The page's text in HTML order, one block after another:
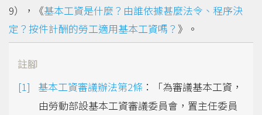
9），《基本工資是什麼？由誰依據甚麼法令、程序決
定？按件計酬的勞工適用基本工資嗎？ 》。
註腳
基本工資審議辦法第2條 ：「為審議基本工資，
由勞動部設基本工資審議委員會，置主任委員